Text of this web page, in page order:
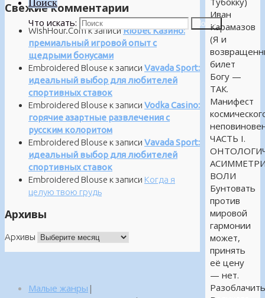
Что искать: Поиск
Иван
Карамазов
(Я и
билет
Богу —
ТАК.
Манифест
ЧАСТЬ I.
ВОЛИ
Бунтовать
против
мировой
гармонии
может,
принять
её цену
— нет.
Свежие комментарии
WishHour.Comк записиRiobet Казино:
премиальный игровой опыт с
щедрыми бонусами
Embroidered Blouse к записи Vavada Sport:
идеальный выбор для любителей
спортивных ставок
Embroidered Blouse к записи Vodka Casino:
горячие азартные развлечения с
русским колоритом
Embroidered Blouse к записи Vavada Sport:
идеальный выбор для любителей
спортивных ставок
Embroidered Blouse к записи Когда я
целую твою грудь
Архивы
Архивы
Малые жанры |